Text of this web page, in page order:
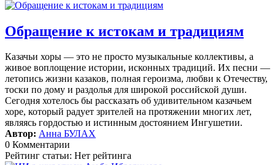
Обращение к истокам и традициям
Казачьи хоры — это не просто музыкальные коллективы, а
живое воплощение истории, исконных традиций. Их песни —
летопись жизни казаков, полная героизма, любви к Отечеству,
тоски по дому и раздолья для широкой российской души.
Сегодня хотелось бы рассказать об удивительном казачьем
хоре, который радует зрителей на протяжении многих лет,
являясь гордостью и истинным достоянием Ингушетии.
Автор: Анна БУЛАХ
0 Комментарии
Рейтинг статьи: Нет рейтинга